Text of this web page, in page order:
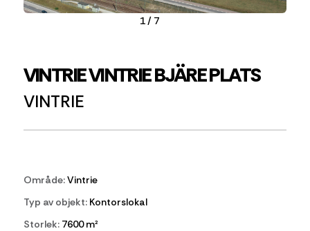
1/ 7
VINTRIE VINTRIE BJÄRE PLATS
VINTRIE
Område:Vintrie
Typ av objekt:Kontorslokal
Storlek:7600 m²